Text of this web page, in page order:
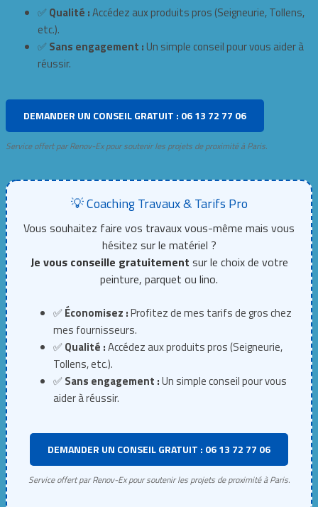
✅ Qualité :Accédez aux produits pros (Seigneurie, Tollens,
etc.).
✅ Sans engagement : Un simple conseil pour vous aider à
réussir.
DEMANDER UN CONSEIL GRATUIT : 06 13 72 77 06
Service offert par Renov-Ex pour soutenir les projets de proximité à Paris.
💡 Coaching Travaux & Tarifs Pro
Vous souhaitez faire vos travaux vous-même mais vous
hésitez sur le matériel ?
Je vous conseille gratuitement sur le choix de votre
peinture, parquet ou lino.
✅Économisez :Profitez de mes tarifs de gros chez
mes fournisseurs.
✅Qualité :Accédez aux produits pros (Seigneurie,
Tollens, etc.).
✅Sans engagement :Un simple conseil pour vous
aider à réussir.
DEMANDER UN CONSEIL GRATUIT : 06 13 72 77 06
Service offert par Renov-Ex pour soutenir les projets de proximité à Paris.